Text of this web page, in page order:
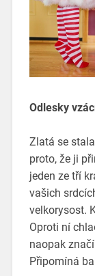
Odlesky
Zlatá se
proto, že ji
jeden ze tří
vašich
velkorysost.
Oproti ní
naopak
Připomíná